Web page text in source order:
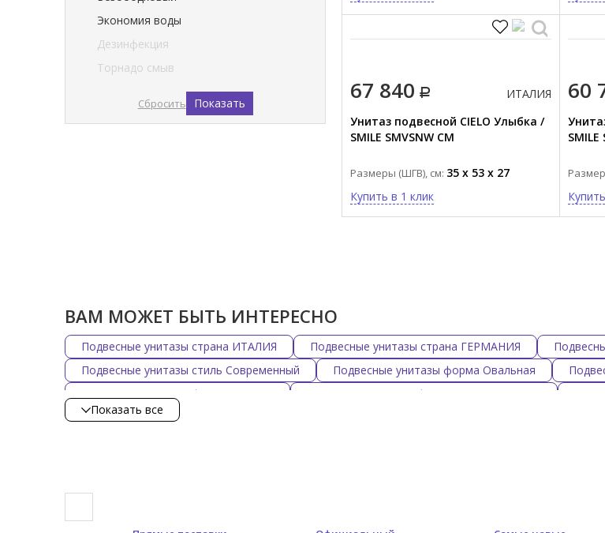
Экономия воды
Дезинфекция
Торнадо смыв
Показать
Сбросить 67 840
ИТАЛИЯ
Унитаз подвесной CIELO Улыбка /
SMILE SMVSNW CM
Размеры (ШГВ), см: 35 x 53 x 27
Купить в 1 клик
60
SMILE
ВАМ МОЖЕТ БЫТЬ ИНТЕРЕСНО
Подвесные унитазы страна ИТАЛИЯ Подвесные унитазы страна ГЕРМАНИЯ
Подвесные унитазы стиль Современный
Подвесные унитазы форма Овальная
Подвесные унитазы форма Круглая
Подвесные унитазы форма Прямоугольная
Подвесные унитазы форма Нестандартная
Показать все